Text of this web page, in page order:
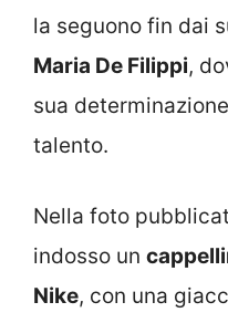
la seguono fin dai
Maria De Filippi,
sua
talento.
Nella foto
indosso un
Nike, con una